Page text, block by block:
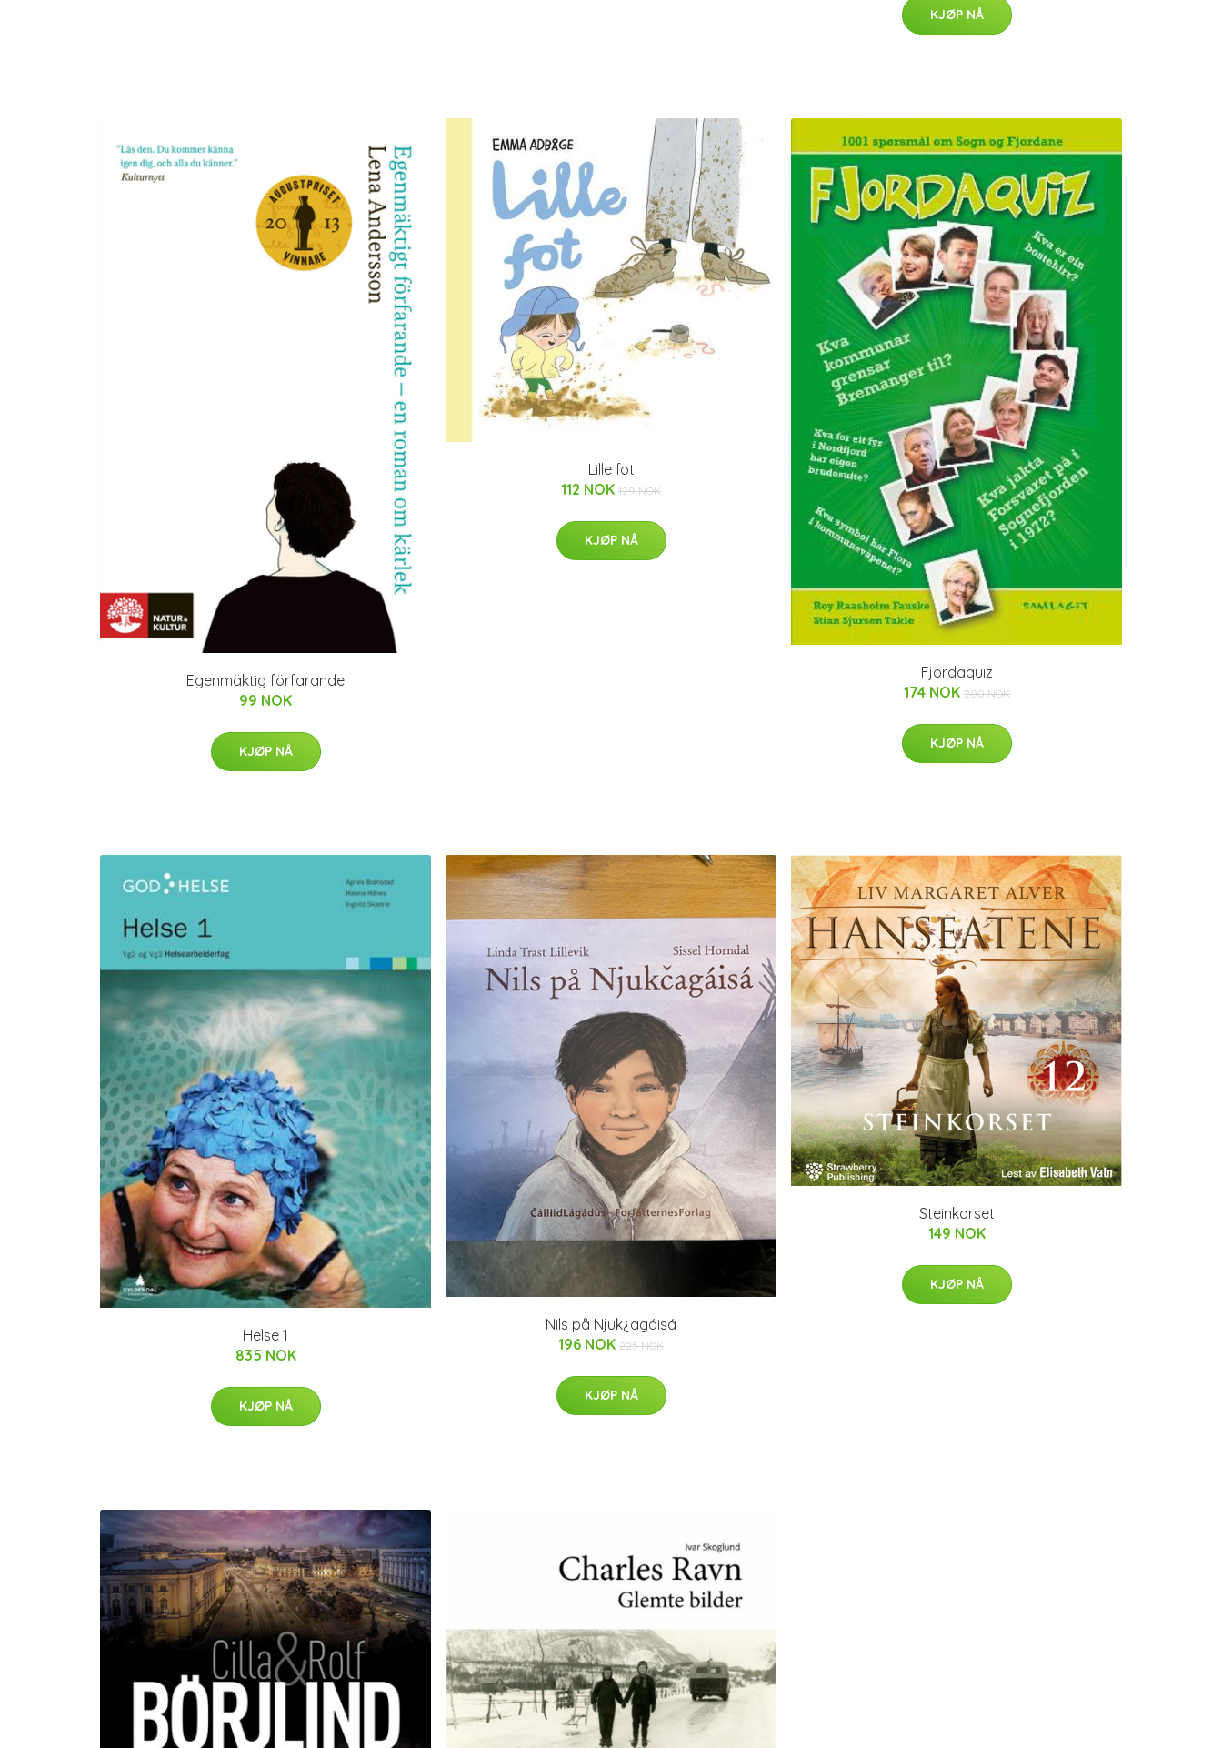
KJØP NÅ
Egenmäktig förfarande
99 NOK
KJØP NÅ
Lille fot
112 NOK 129 NOK
KJØP NÅ
Fjordaquiz
174 NOK 200 NOK
KJØP NÅ
Helse 1
835 NOK
KJØP NÅ
Nils på Njuk¿agáisá
196 NOK 225 NOK
KJØP NÅ
Steinkorset
149 NOK
KJØP NÅ